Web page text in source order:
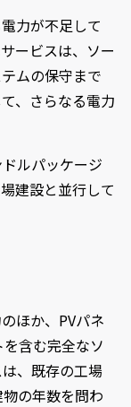
力が不足して
ービスは、ソー
ムの保守まで
、さらなる電力
ルパッケージ
建設と並行して
ほか、PVパネ
含む完全なソ
、既存の工場
の年数を問わ